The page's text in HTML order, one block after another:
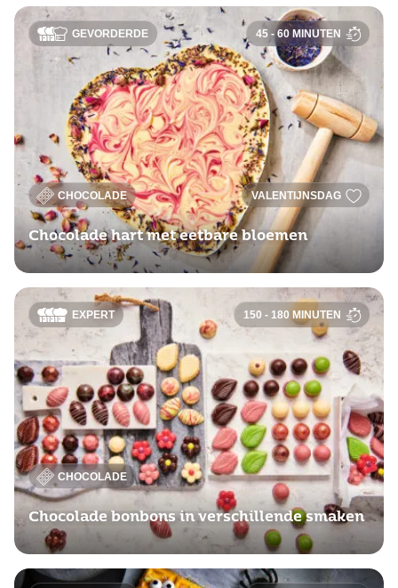
GEVORDERDE
CHOCOLADE
45 - 60 MINUTEN
VALENTIJNSDAG
Chocolade hart met eetbare bloemen
EXPERT
CHOCOLADE
150 - 180 MINUTEN
Chocolade bonbons in verschillende smaken